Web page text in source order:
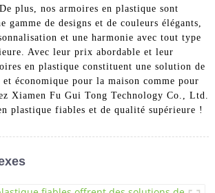
plus, nos armoires en plastique sont
gamme de designs et de couleurs élégants,
et une harmonie avec tout type
Avec leur prix abordable et leur
en plastique constituent une solution de
économique pour la maison comme pour
Xiamen Fu Gui Tong Technology Co., Ltd.
plastique fiables et de qualité supérieure !